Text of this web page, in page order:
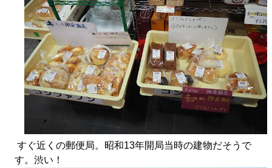
すぐ近くの郵便局。昭和13年開局当時の建物だそうで
す。渋い！